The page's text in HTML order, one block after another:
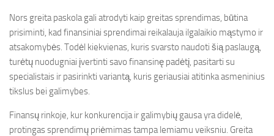
Nors greita paskola gali atrodyti kaip greitas sprendimas, būtina
prisiminti, kad finansiniai sprendimai reikalauja ilgalaikio mąstymo ir
atsakomybės. Todėl kiekvienas, kuris svarsto naudoti šią paslaugą,
turėtų nuodugniai įvertinti savo finansinę padėtį, pasitarti su
specialistais ir pasirinkti variantą, kuris geriausiai atitinka asmeninius
tikslus bei galimybes.
Finansų rinkoje, kur konkurencija ir galimybių gausa yra didelė,
protingas sprendimų priėmimas tampa lemiamu veiksniu. Greita